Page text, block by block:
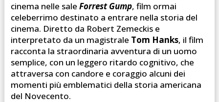
cinema nelle sale Forrest Gump, film ormai
celeberrimo destinato a entrare nella storia del
cinema. Diretto da Robert Zemeckis e
interpretato da un magistrale Tom Hanks, il film
racconta la straordinaria avventura di un uomo
semplice, con un leggero ritardo cognitivo, che
attraversa con candore e coraggio alcuni dei
momenti più emblematici della storia americana
del Novecento.